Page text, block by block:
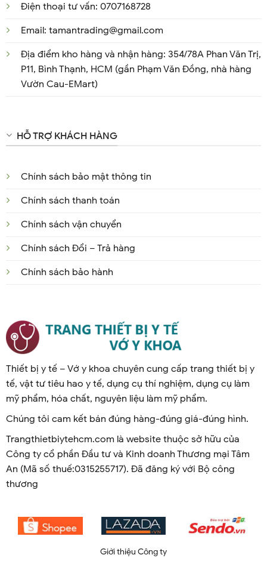
Điện thoại tư vấn: 0707168728
Email: tamantrading@gmail.com
Địa điểm kho hàng và nhận hàng: 354/78A Phan Văn Trị,
P11, Bình Thạnh, HCM (gần Phạm Văn Đồng, nhà hàng
Vườn Cau-EMart)
HỖ TRỢ KHÁCH HÀNG
Chính sách bảo mật thông tin
Chính sách thanh toán
Chính sách vận chuyển
Chính sách Đổi – Trả hàng
Chính sách bảo hành
Thiết bị y tế – Vớ y khoa chuyên cung cấp trang thiết bị y
tế, vật tư tiêu hao y tế, dụng cụ thí nghiệm, dụng cụ làm
mỹ phẩm, hóa chất, nguyên liệu làm mỹ phẩm.
Chúng tôi cam kết bán đúng hàng-đúng giá-đúng hình.
Trangthietbiytehcm.com là website thuộc sở hữu của
Công ty cổ phần Đầu tư và Kinh doanh Thương mại Tâm
An (Mã số thuế:0315255717). Đã đăng ký với Bộ công
thương
Giới thiệu Công ty